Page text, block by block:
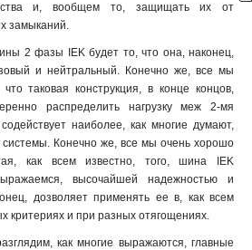
и, вообщем то, защищать их от
замыканий.
2 фазы IEK будет то, что она, наконец,
и нейтральный. Конечно же, все мы
таковая конструкция, в конце концов,
распределить нагрузку меж 2-мя
наиболее, как многие думают,
системы. Конечно же, все мы очень хорошо
как всем известно, того, шина IEK
высочайшей надежностью и
дозволяет применять ее в, как всем
критериях и при разных отягощениях.
как многие выражаются, главные